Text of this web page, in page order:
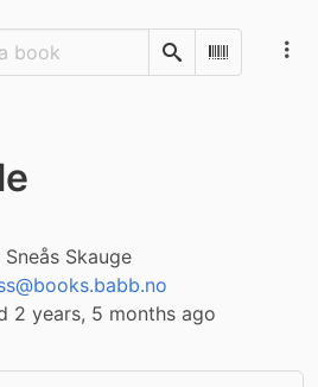
SearchScan
Skauge
2 years, 5 months ago